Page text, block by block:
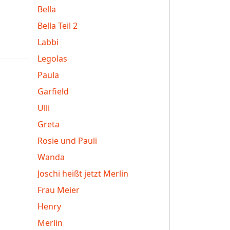
Bella
Bella Teil 2
Labbi
Legolas
Paula
Garfield
Ulli
Greta
Rosie und Pauli
Wanda
Joschi heißt jetzt Merlin
Frau Meier
Henry
Merlin